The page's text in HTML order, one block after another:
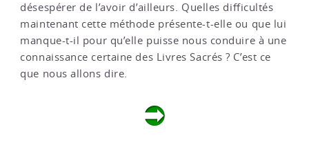
désespérer de l’avoir d’ailleurs. Quelles difficultés
maintenant cette méthode présente-t-elle ou que lui
manque-t-il pour qu’elle puisse nous conduire à une
connaissance certaine des Livres Sacrés ? C’est ce
que nous allons dire.